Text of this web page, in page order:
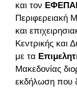
και τον
Περιφερειακή
και
Κεντρικής και
με τα
Μακεδονίας
εκδήλωση που